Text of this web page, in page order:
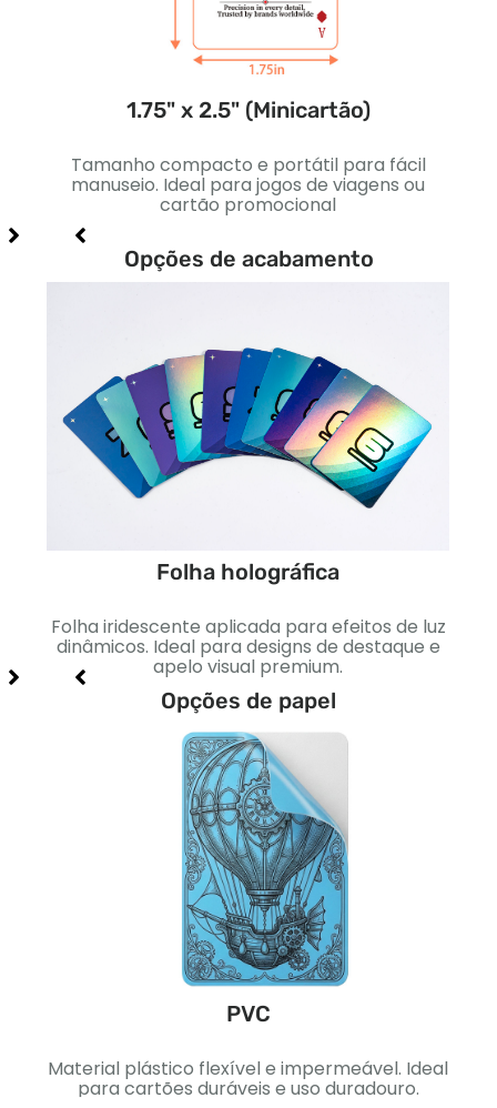
1.75" x 2.5" (Minicartão)
Tamanho compacto e portátil para fácil
manuseio. Ideal para jogos de viagens ou
cartão promocional
Opções de acabamento
Folha holográfica
Folha iridescente aplicada para efeitos de luz
dinâmicos. Ideal para designs de destaque e
apelo visual premium.
Opções de papel
PVC
Material plástico flexível e impermeável. Ideal
para cartões duráveis ​​e uso duradouro.